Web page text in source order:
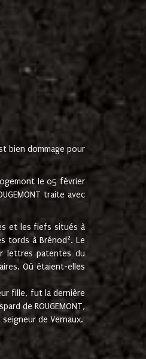
bien dommage pour
le 05 février
traite avec
et les fiefs situés à
tords à Brénod 2. Le
lettres patentes du
Où étaient-elles
fille, fut la dernière
de ROUGEMONT,
de Vernaux.